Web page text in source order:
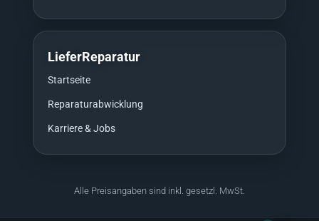
LieferReparatur
Startseite
Reparaturabwicklung
Karriere & Jobs
Alle Preisangaben sind inkl. gesetzl. MwSt.